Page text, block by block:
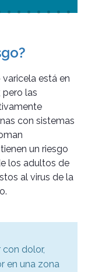
está en
pero las
con sistemas
un riesgo
los adultos de
al virus de la
dolor,
en una zona